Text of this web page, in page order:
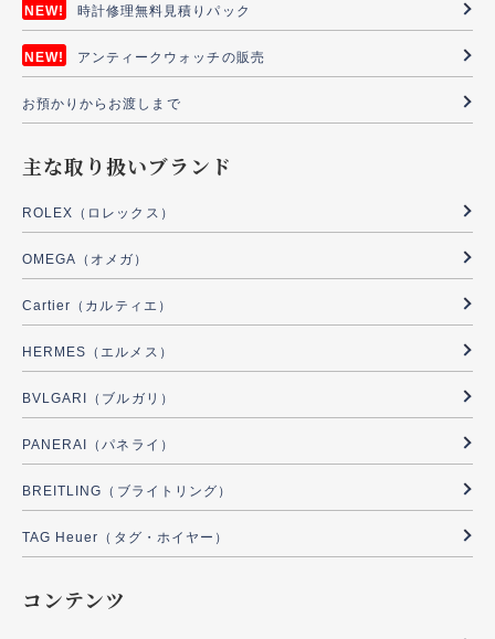
時計修理無料見積りパック
アンティークウォッチの販売
お預かりからお渡しまで
主な取り扱いブランド
ROLEX（ロレックス）
OMEGA（オメガ）
Cartier（カルティエ）
HERMES（エルメス）
BVLGARI（ブルガリ）
PANERAI（パネライ）
BREITLING（ブライトリング）
TAG Heuer（タグ・ホイヤー）
コンテンツ